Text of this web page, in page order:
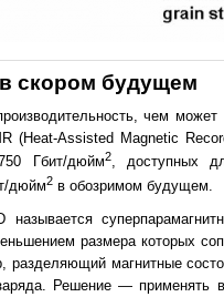
скором будущем
чем
(Heat-Assisted Magnetic
Гбит/дюйм2, доступных
дюйм2в обозримом будущем.
называется
размера которых
разделяющий магнитные
Решение —